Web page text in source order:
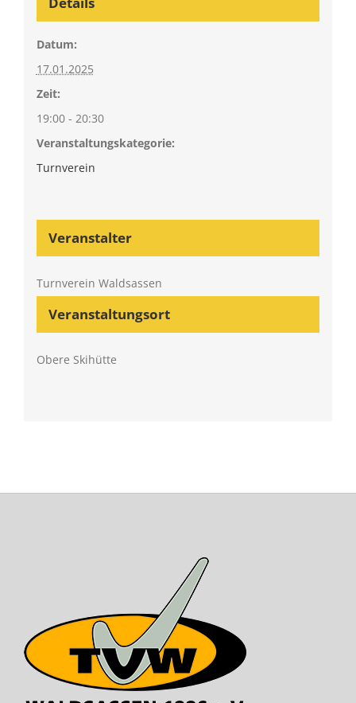
Datum:
17.01.2025
Zeit:
19:00 - 20:30
Veranstaltungskategorie:
Turnverein
Veranstaltungsort
Obere Skihütte
Veranstalter
Turnverein Waldsassen